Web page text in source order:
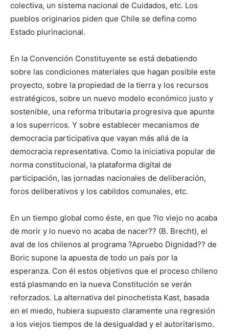
colectiva, un sistema nacional de Cuidados, etc. Los
pueblos originarios piden que Chile se defina como
Estado plurinacional.
En la Convención Constituyente se está debatiendo
sobre las condiciones materiales que hagan posible este
proyecto, sobre la propiedad de la tierra y los recursos
estratégicos, sobre un nuevo modelo económico justo y
sostenible, una reforma tributaria progresiva que apunte
a los superricos. Y sobre establecer mecanismos de
democracia participativa que vayan más allá de la
democracia representativa. Como la iniciativa popular de
norma constitucional, la plataforma digital de
participación, las jornadas nacionales de deliberación,
foros deliberativos y los cabildos comunales, etc.
En un tiempo global como éste, en que ?lo viejo no acaba
de morir y lo nuevo no acaba de nacer?? (B. Brecht), el
aval de los chilenos al programa ?Apruebo Dignidad?? de
Boric supone la apuesta de todo un país por la
esperanza. Con él estos objetivos que el proceso chileno
está plasmando en la nueva Constitución se verán
reforzados. La alternativa del pinochetista Kast, basada
en el miedo, hubiera supuesto claramente una regresión
a los viejos tiempos de la desigualdad y el autoritarismo.